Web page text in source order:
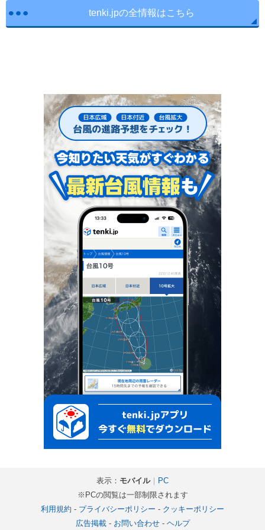
tenki.jpの全情報はこちら
表示： モバイル｜ PC
※PCの閲覧は一部制限されます
利用規約 - プライバシーポリシー - クッキーポリシー
広告掲載- お問い合わせ- ヘルプ